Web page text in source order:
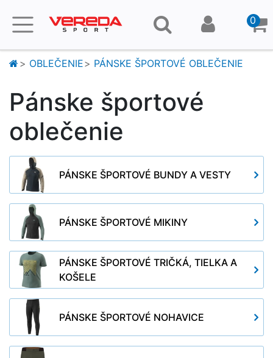
0
OBLEČENIE PÁNSKE ŠPORTOVÉ OBLEČENIE
Pánske športové
oblečenie
PÁNSKE ŠPORTOVÉ BUNDY A VESTY
PÁNSKE ŠPORTOVÉ MIKINY
PÁNSKE ŠPORTOVÉ TRIČKÁ, TIELKA A
KOŠELE
PÁNSKE ŠPORTOVÉ NOHAVICE